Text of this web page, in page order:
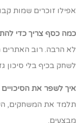
זוכרים שמות
כסף צריך כדי
הרבה. רוב האתרים
בכיף בלי סיכון
לשפר את הסיכויים
את המשחקים,